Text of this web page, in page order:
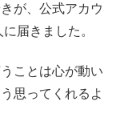
が、公式アカウ
届きました。
ことは心が動い
思ってくれるよ